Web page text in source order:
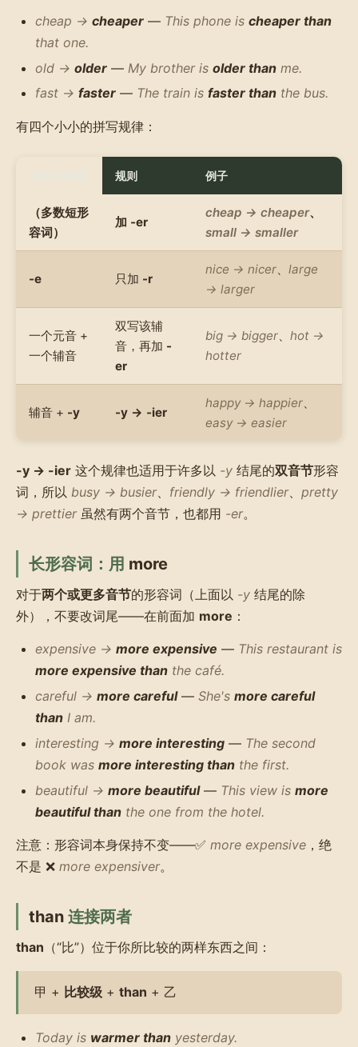
cheap → cheaper — This phone is cheaper than
that one.
old → older — My brother is older than me.
fast → faster — The train is faster than the bus.
有四个小小的拼写规律：
规则 例子
（多数短形
容词）
加 -er
cheap → cheaper、
small → smaller
-e 只加 -r
nice → nicer
large
→ larger
一个元音 +
一个辅音
双写该辅
音，再加 -
er
big → bigger
hot →
hotter
辅音 + -y -y → -ier
happy → happier
easy → easier
-y → -ier 这个规律也适用于许多以 -y 结尾的双音节形容
词，所以 busy → busier、 friendly → friendlier、 pretty
→ prettier虽然有两个音节，也都用 -er。
长形容词：用 more
对于两个或更多音节的形容词（上面以 -y 结尾的除
外），不要改词尾——在前面加 more ：
expensive → more expensive — This restaurant is
more expensive than the café.
careful → more careful— She's more careful
than I am.
interesting → more interesting — The second
book was more interesting than the first.
beautiful → more beautiful— This view is more
beautiful than the one from the hotel.
注意：形容词本身保持不变——✅ more expensive ，绝
不是 ❌ more expensiver。
than连接两者
than （“比”）位于你所比较的两样东西之间：
甲 + 比较级 + than + 乙
Today is warmer than yesterday.